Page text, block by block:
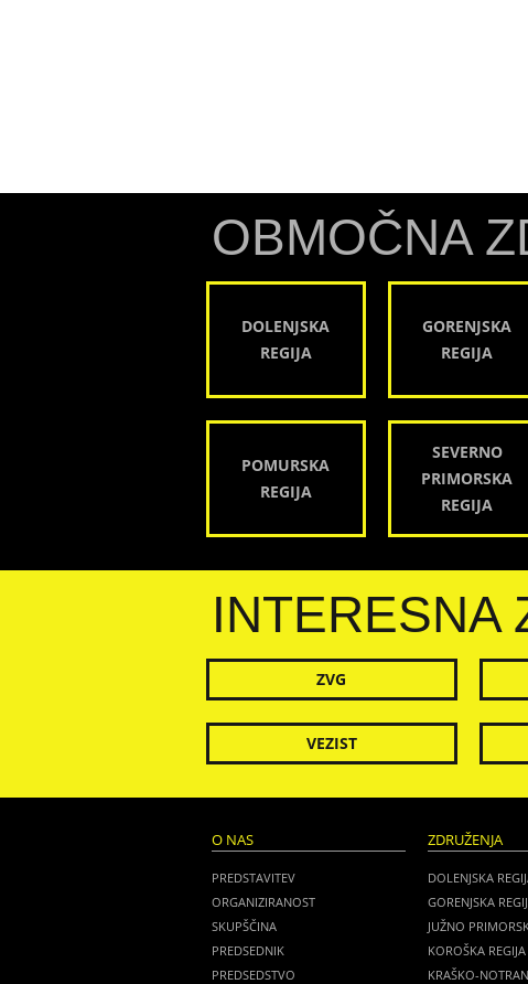
OBMOČNA
DOLENJSKA
REGIJA
GORENJSKA
REGIJA
POMURSKA
REGIJA
SEVERNO
PRIMORSKA
REGIJA
INTERESNA
ZVG
VEZIST
O NAS
PREDSTAVITEV
ORGANIZIRANOST
SKUPŠČINA
PREDSEDNIK
PREDSEDSTVO
ZDRUŽENJA
DOLENJSKA
GORENJSKA
JUŽNO
KOROŠKA REGIJA
KRAŠKO-